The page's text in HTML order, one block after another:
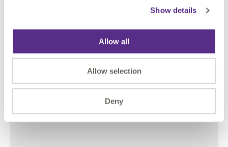
Show details
Allow all
Allow selection
Deny
Pleaseaccept marketing cookiesto watch this
video.